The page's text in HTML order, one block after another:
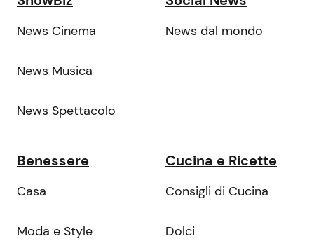
News Cinema
News Musica
News Spettacolo
News dal mondo
Benessere
Casa
Moda e Style
Cucina e Ricette
Consigli di Cucina
Dolci